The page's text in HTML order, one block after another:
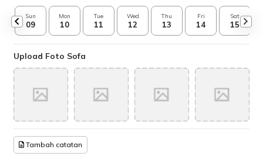
Sun
09
Mon
10
Tue
11
Wed
12
Thu
13
Fri
14
Sat
15
Upload Foto Sofa
Tambah catatan